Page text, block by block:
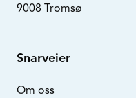
9008 Tromsø
Snarveier
Om oss